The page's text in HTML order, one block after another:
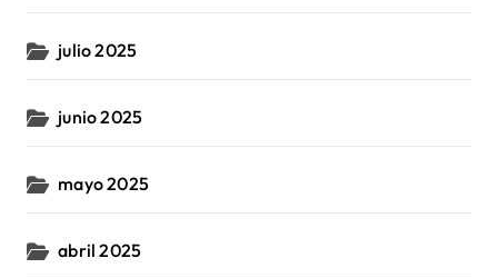
julio 2025
junio 2025
mayo 2025
abril 2025